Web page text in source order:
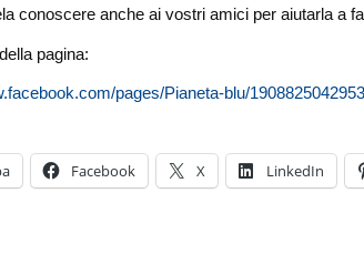
conoscere anche ai vostri amici per aiutarla a
pagina:
pages/Pianeta-blu/
Facebook X LinkedIn